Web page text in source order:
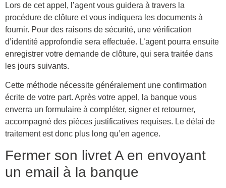
Lors de cet appel, l’agent vous guidera à travers la
procédure de clôture et vous indiquera les documents à
fournir. Pour des raisons de sécurité, une vérification
d’identité approfondie sera effectuée. L’agent pourra ensuite
enregistrer votre demande de clôture, qui sera traitée dans
les jours suivants.
Cette méthode nécessite généralement une confirmation
écrite de votre part. Après votre appel, la banque vous
enverra un formulaire à compléter, signer et retourner,
accompagné des pièces justificatives requises. Le délai de
traitement est donc plus long qu’en agence.
Fermer son livret A en envoyant
un email à la banque